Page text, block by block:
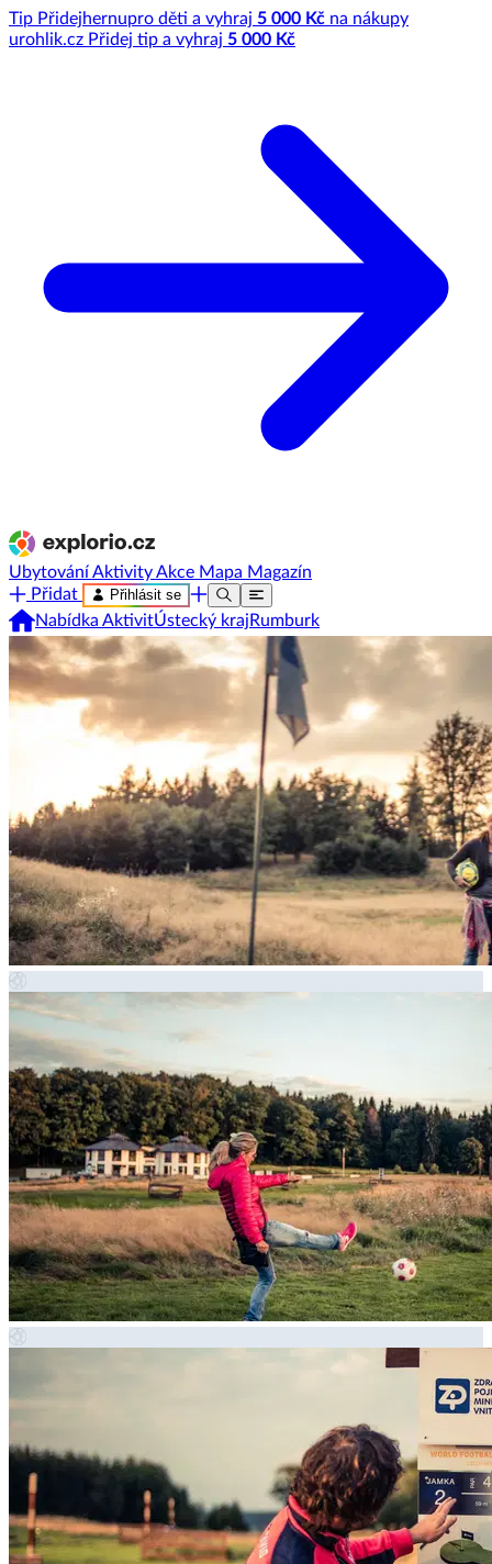
Tip Přidejhernupro děti a vyhraj 5 000 Kč na nákupy
urohlik.cz Přidej tip a vyhraj 5 000 Kč
UbytováníAktivityAkce Mapa Magazín
Přidat
Přihlásit se
Nabídka AktivitÚstecký kraj Rumburk